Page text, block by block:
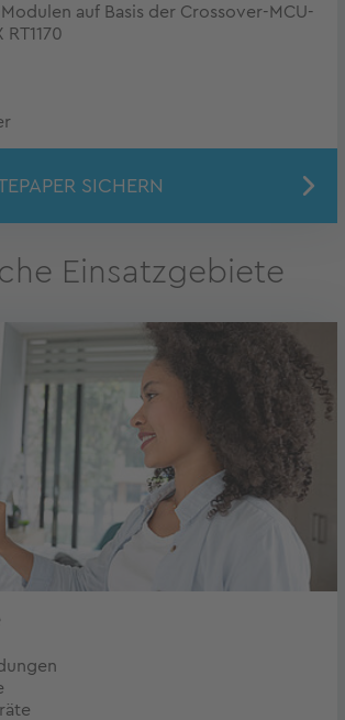
auf Basis der Crossover-MCU-
SICHERN
Einsatzgebiete